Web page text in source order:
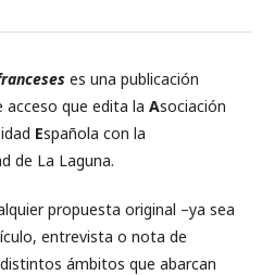
es una publicación
que edita la Asociación
Española con la
de La Laguna.
propuesta original –ya sea
entrevista o nota de
ámbitos que abarcan